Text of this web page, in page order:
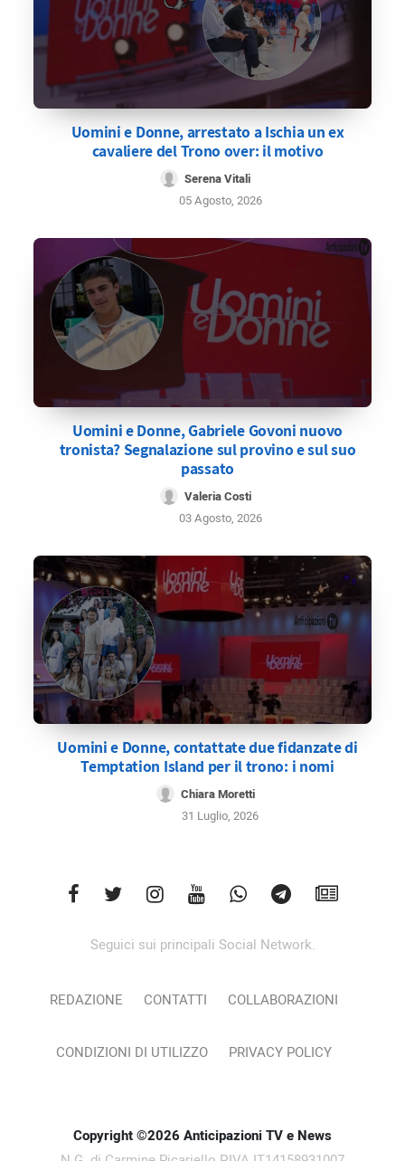
Uomini e Donne, arrestato a Ischia un ex
cavaliere del Trono over: il motivo
Serena Vitali
05 Agosto, 2026
Uomini e Donne, Gabriele Govoni nuovo
tronista? Segnalazione sul provino e sul suo
passato
Valeria Costi
03 Agosto, 2026
Uomini e Donne, contattate due fidanzate di
Temptation Island per il trono: i nomi
Chiara Moretti
31 Luglio, 2026
Seguici sui principali Social Network.
REDAZIONE CONTATTI COLLABORAZIONI
CONDIZIONI DI UTILIZZO PRIVACY POLICY
Copyright ©2026 Anticipazioni TV e News